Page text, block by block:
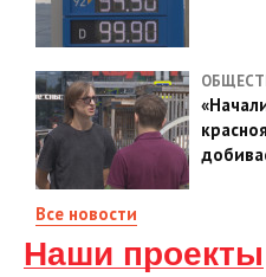
Все новости
Наши проекты